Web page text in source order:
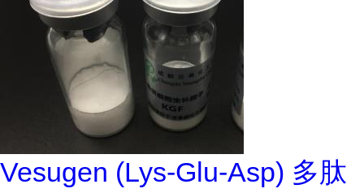
Vesugen (Lys-Glu-Asp) 多肽